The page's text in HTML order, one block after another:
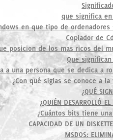
que significa
en que tipo de
Copiador de
posicion de los mas ricos del
Que significan
a una persona que se dedica a
¿Con qué siglas se conoce a
¿QUÉ
¿QUIÉN DESARROLLÓ
¿Cuántos bits tiene
CAPACIDAD DE UN
MSDOS: